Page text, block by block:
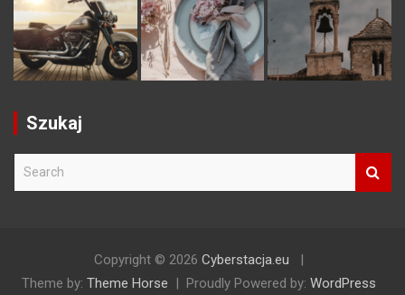
Szukaj
Copyright © 2026 Cyberstacja.eu
Theme by: Theme Horse Proudly Powered by: WordPress